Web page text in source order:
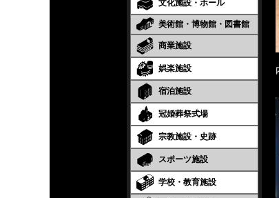
文化施設・ホール
美術館・博物館・図書館
商業施設
娯楽施設
宿泊施設
冠婚葬祭式場
宗教施設・史跡
スポーツ施設
学校・教育施設